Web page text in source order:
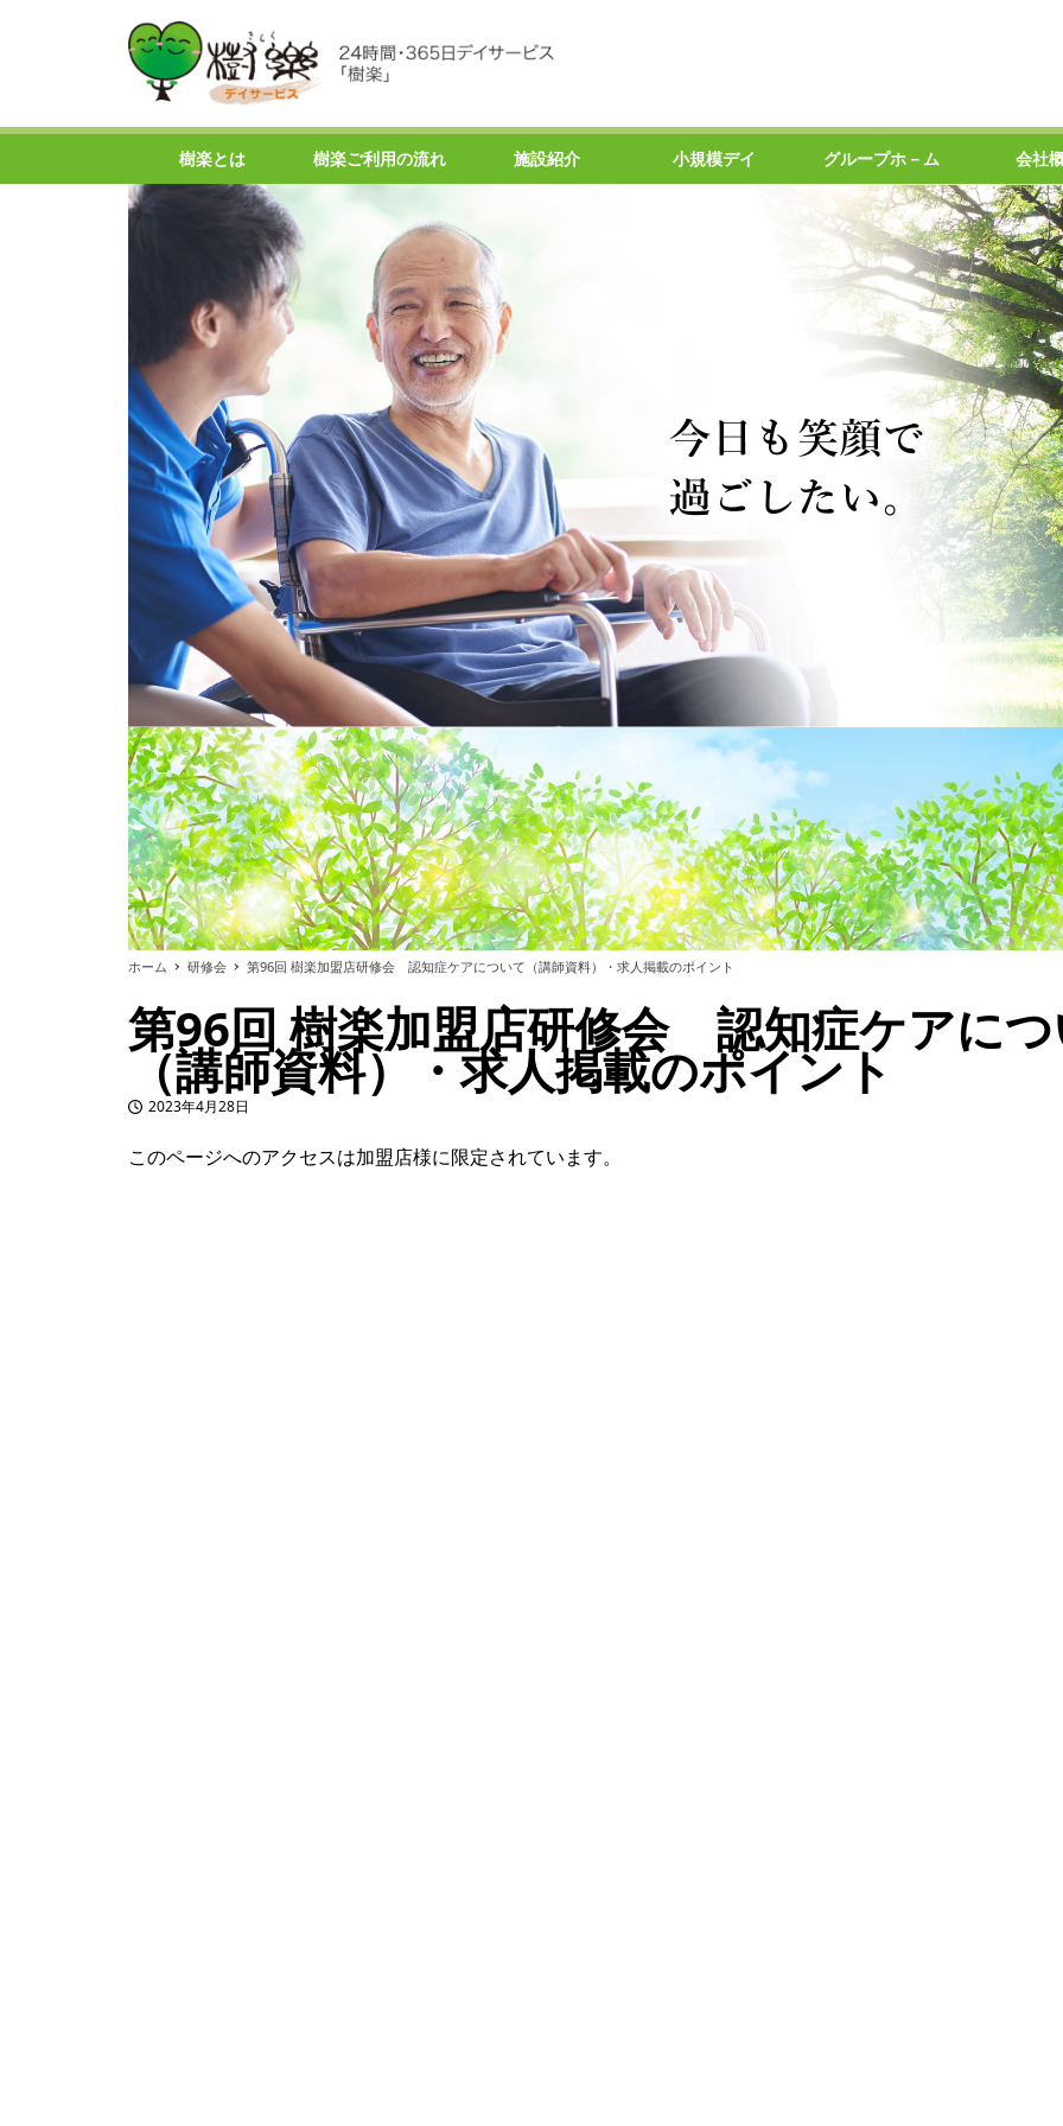
樹楽とは 樹楽ご利用の流れ 施設紹介 小規模デイ グループホ－ム 会社
ホーム 研修会 第96回 樹楽加盟店研修会 認知症ケアについて（講師資料）・求人掲載のポイント
第96回 樹楽加盟店研修会 認知症ケアに
（講師資料）・求人掲載のポイント
投稿日2023年4月28日
このページへのアクセスは加盟店様に限定されています。